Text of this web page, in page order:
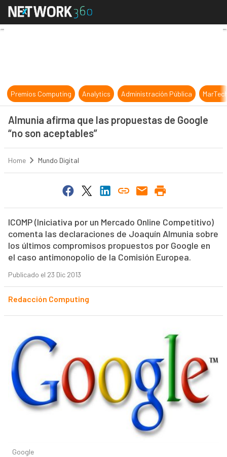
Almunia afirma que las propuestas
Premios Computing Analytics Administración Pública
Almunia afirma que las propuestas de Google
“no son aceptables”
Home Mundo Digital
ICOMP (Iniciativa por un Mercado Online Competitivo)
comenta las declaraciones de Joaquín Almunia sobre
los últimos compromisos propuestos por Google en
el caso antimonopolio de la Comisión Europea.
Publicado el 23 Dic 2013
Redacción Computing
Google